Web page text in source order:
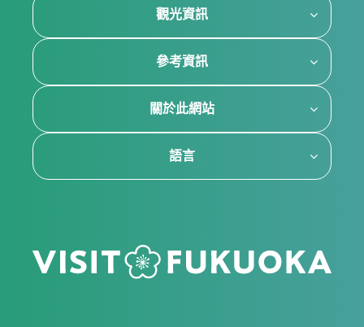
觀光資訊
參考資訊
關於此網站
語言